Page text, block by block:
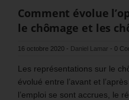
Comment évolue
le chômage et les
16 octobre 2020 - Daniel Lamar - 0
Les représentations sur le
évolué entre l’avant et
l’emploi se sont accrues, le